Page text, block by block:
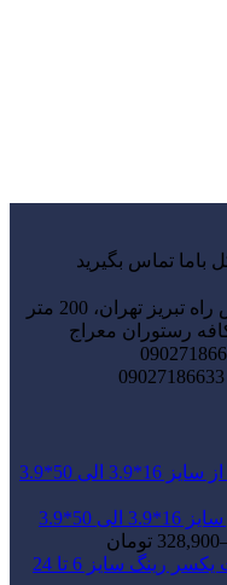
تماس بگیرید
نرسیده به پلیس راه تبریز تهران، 200 متر
رستوران معراج
پیچ سرمته پخ دار(تخت) تایوانی از سایز 16*3.9 الی 50*3.9
328,900 تومان